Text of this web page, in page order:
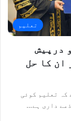
تعلیم
درپیش
ان کا حل
کہ تعلیم کوئی
داری ہے…